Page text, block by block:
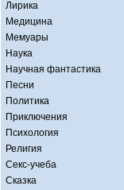
Лирика
Медицина
Мемуары
Наука
Научная фантастика
Песни
Политика
Приключения
Психология
Религия
Секс-учеба
Сказка